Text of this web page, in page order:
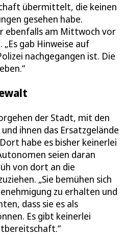
übermittelt, die keinen
gesehen habe.
ebenfalls am Mittwoch vor
gab Hinweise auf
nachgegangen ist. Die
der Stadt, mit den
ihnen das Ersatzgelände
habe es bisher keinerlei
seien daran
von dort an die
„Sie bemühen sich
zu erhalten und
dass sie es als
Es gibt keinerlei